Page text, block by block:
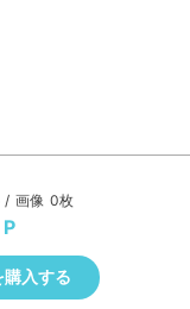
/ 画像 0枚
購入する